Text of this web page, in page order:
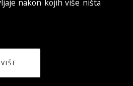
nakon kojih više ništa